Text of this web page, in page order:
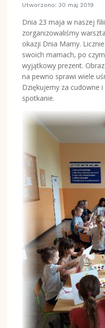
Utworzono: 30 maj 2019
Dnia 23 maja w naszej
zorganizowaliśmy
okazji Dnia Mamy.
swoich mamach, po
wyjątkowy prezent.
na pewno sprawi wiele
Dziękujemy za cudowne
spotkanie.